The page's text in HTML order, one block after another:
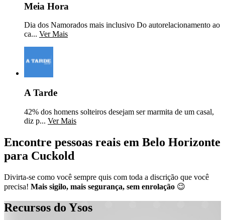
Meia Hora
Dia dos Namorados mais inclusivo Do autorelacionamento ao
ca... Ver Mais
A Tarde
42% dos homens solteiros desejam ser marmita de um casal,
diz p... Ver Mais
Encontre pessoas reais em Belo Horizonte
para Cuckold
Divirta-se como você sempre quis com toda a discrição que você
precisa! Mais sigilo, mais segurança, sem enrolação 😉
Recursos do Ysos